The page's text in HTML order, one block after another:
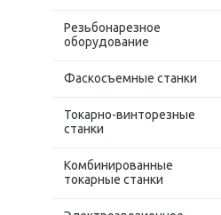
Резьбонарезное
оборудование
Фаскосъемные станки
Токарно-винторезные
станки
Комбинированные
токарные станки